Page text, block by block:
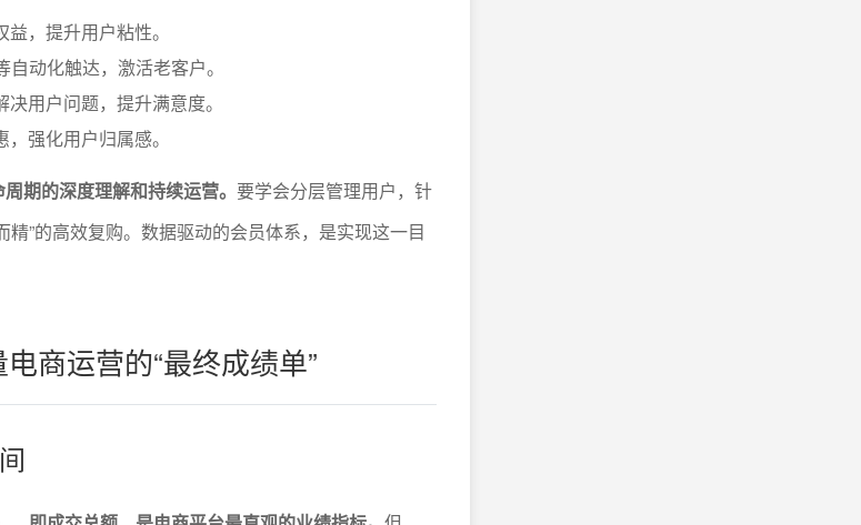
，提升用户粘性。
动化触达，激活老客户。
用户问题，提升满意度。
强化用户归属感。
期的深度理解和持续运营。 要学会分层管理用户，针
”的高效复购。数据驱动的会员体系，是实现这一目
商运营的“最终成绩单”